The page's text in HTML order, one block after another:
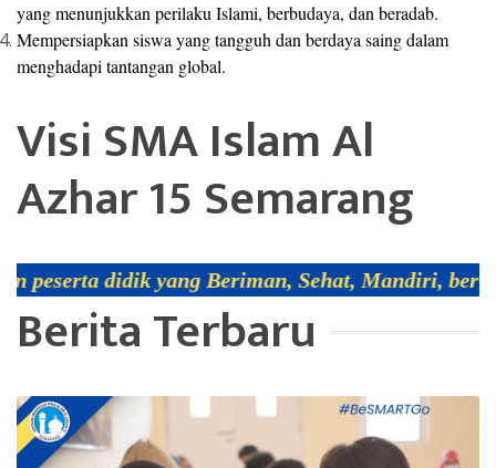
yang menunjukkan perilaku Islami, berbudaya, dan beradab.
Mempersiapkan siswa yang tangguh dan berdaya saing dalam
menghadapi tantangan global.
Visi SMA Islam Al
Azhar 15 Semarang
yang Beriman, Sehat, Mandiri, ber-Adab,
Berita Terbaru